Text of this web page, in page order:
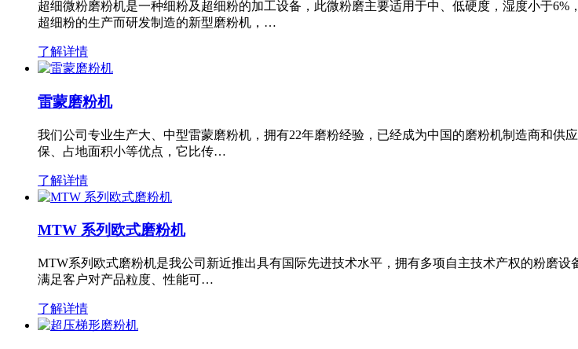
超细微粉磨粉机是一种细粉及超细粉的加工设备，此微粉磨主要适用于中、低硬度，湿度小于
超细粉的生产而研发制造的新型磨粉机，…
了解详情
雷蒙磨粉机
我们公司专业生产大、中型雷蒙磨粉机，拥有22年磨粉经验，已经成为中国的磨粉机制造商和
保、占地面积小等优点，它比传…
了解详情
MTW 系列欧式磨粉机
MTW系列欧式磨粉机是我公司新近推出具有国际先进技术水平，拥有多项自主技术产权的粉磨
满足客户对产品粒度、性能可…
了解详情